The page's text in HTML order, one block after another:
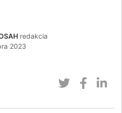
redakcia
2023